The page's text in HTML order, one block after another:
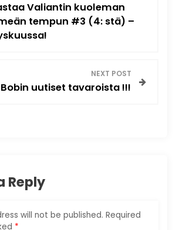
Valiantin kuoleman
tempun #3 (4: stä) –
NEXT POST
Bobin uutiset tavaroista !!!
Reply
will not be published. Required
*